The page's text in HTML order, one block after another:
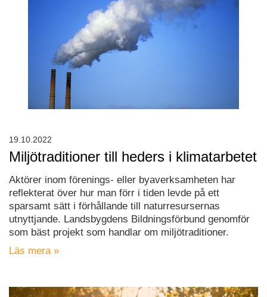
Miljötraditioner till heders i klimatarbetet
Aktörer inom förenings- eller byaverksamheten har
reflekterat över hur man förr i tiden levde på ett
sparsamt sätt i förhållande till naturresursernas
utnyttjande. Landsbygdens Bildningsförbund genomför
som bäst projekt som handlar om miljötraditioner.
Läs mera »
19.10.2022